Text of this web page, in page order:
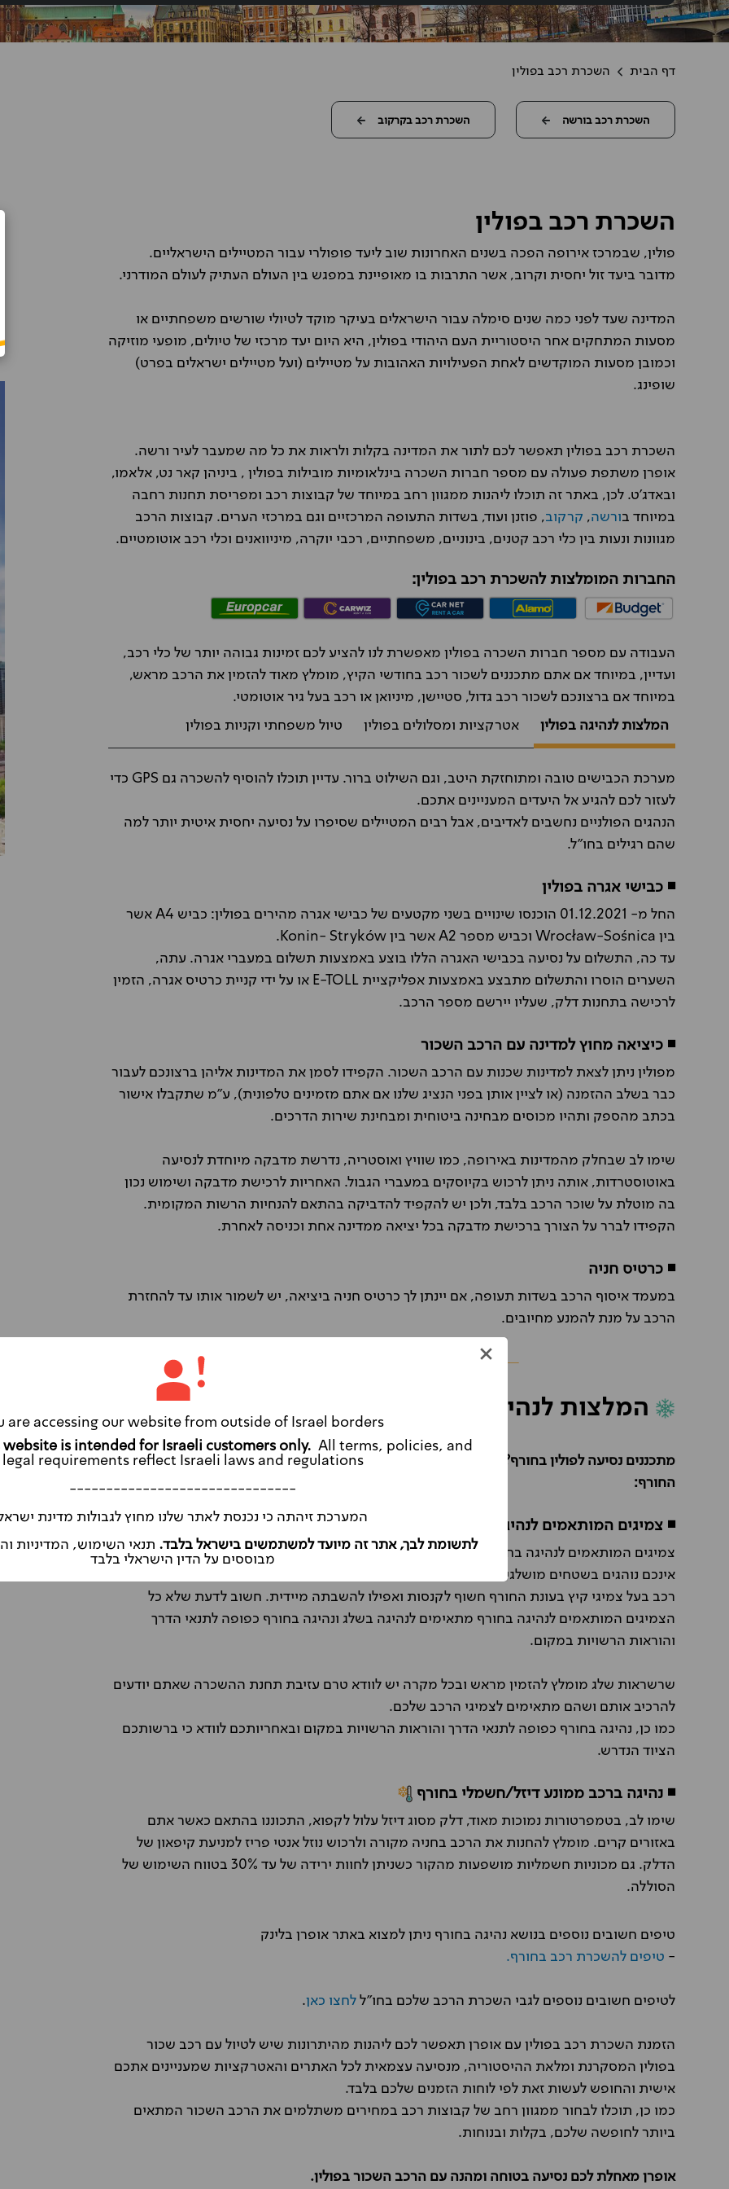
דף הבית השכרת רכב בפולין
השכרת רכב בורשה השכרת רכב בקרקוב
השכרת רכב בפולין
פולין, שבמרכז אירופה הפכה בשנים האחרונות שוב ליעד פופולרי עבור המטיילים הישראליים.
מדובר ביעד זול יחסית וקרוב, אשר התרבות בו מאופיינת במפגש בין העולם העתיק לעולם המודרני.
המדינה שעד לפני כמה שנים סימלה עבור הישראלים בעיקר מוקד לטיולי שורשים משפחתיים או
מסעות המתחקים אחר היסטוריית העם היהודי בפולין, היא היום יעד מרכזי של טיולים, מופעי מוזיקה
וכמובן מסעות המוקדשים לאחת הפעילויות האהובות על מטיילים (ועל מטיילים ישראלים בפרט)
שופינג.
השכרת רכב בפולין תאפשר לכם לתור את המדינה בקלות ולראות את כל מה שמעבר לעיר ורשה.
אופרן משתפת פעולה עם מספר חברות השכרה בינלאומיות מובילות בפולין , ביניהן קאר נט, אלאמו,
ובאדג'ט. לכן, באתר זה תוכלו ליהנות ממגוון רחב במיוחד של קבוצות רכב ומפריסת תחנות רחבה
במיוחד בורשה, קרקוב, פוזנן ועוד, בשדות התעופה המרכזיים וגם במרכזי הערים. קבוצות הרכב
מגוונות ונעות בין כלי רכב קטנים, בינוניים, משפחתיים, רכבי יוקרה, מיניוואנים וכלי רכב אוטומטיים.
החברות המומלצות להשכרת רכב בפולין:
העבודה עם מספר חברות השכרה בפולין מאפשרת לנו להציע לכם זמינות גבוהה יותר של כלי רכב,
ועדיין, במיוחד אם אתם מתכננים לשכור רכב בחודשי הקיץ, מומלץ מאוד להזמין את הרכב מראש,
במיוחד אם ברצונכם לשכור רכב גדול, סטיישן, מיניואן או רכב בעל גיר אוטומטי.
המלצות לנהיגה בפולין
אטרקציות ומסלולים בפולין טיול משפחתי וקניות בפולין
מערכת הכבישים טובה ומתוחזקת היטב, וגם השילוט ברור. עדיין תוכלו להוסיף להשכרה גם GPS כדי
לעזור לכם להגיע אל היעדים המעניינים אתכם.
הנהגים הפולניים נחשבים לאדיבים, אבל רבים המטיילים שסיפרו על נסיעה יחסית איטית יותר למה
שהם רגילים בחו"ל.
◾ כבישי אגרה בפולין
החל מ- 01.12.2021 הוכנסו שינויים בשני מקטעים של כבישי אגרה מהירים בפולין: כביש A4 אשר
בין Wrocław-Sośnica וכביש מספר A2 אשר בין Konin- Stryków.
עד כה, התשלום על נסיעה בכבישי האגרה הללו בוצע באמצעות תשלום במעברי אגרה. עתה,
השערים הוסרו והתשלום מתבצע באמצעות אפליקציית E-TOLL או על ידי קניית כרטיס אגרה, הזמין
לרכישה בתחנות דלק, שעליו יירשם מספר הרכב.
◾ כיציאה מחוץ למדינה עם הרכב השכור
מפולין ניתן לצאת למדינות שכנות עם הרכב השכור. הקפידו לסמן את המדינות אליהן ברצונכם לעבור
כבר בשלב ההזמנה (או לציין אותן בפני הנציג שלנו אם אתם מזמינים טלפונית), ע"מ שתקבלו אישור
בכתב מהספק ותהיו מכוסים מבחינה ביטוחית ומבחינת שירות הדרכים.
שימו לב שבחלק מהמדינות באירופה, כמו שוויץ ואוסטריה, נדרשת מדבקה מיוחדת לנסיעה
באוטוסטרדות, אותה ניתן לרכוש בקיוסקים במעברי הגבול. האחריות לרכישת מדבקה ושימוש נכון
בה מוטלת על שוכר הרכב בלבד, ולכן יש להקפיד להדביקה בהתאם להנחיות הרשות המקומית.
הקפידו לברר על הצורך ברכישת מדבקה בכל יציאה ממדינה אחת וכניסה לאחרת.
◾ כרטיס חניה
במעמד איסוף הרכב בשדות תעופה, אם יינתן לך כרטיס חניה ביציאה, יש לשמור אותו עד להחזרת
הרכב על מנת להמנע מחיובים.
המלצות לנהיגה בפולין בחורף
מתכננים נסיעה לפולין בחורף? אספנו לכם מספר טיפים חשובים לנהיגה ברכב שכור בפולין בחודשי
החורף:
◾ צמיגים המותאמים לנהיגה בחורף
צמיגים המותאמים לנהיגה בחורף הם בגדר חובה בחודשי החורף (בין התאריכים 15.11-31.3) גם אם
אינכם נוהגים בשטחים מושלגים או הרריים, ולכן מומלץ לוודא את הנושא מראש ובתחנת ההשכרה.
רכב בעל צמיגי קיץ בעונת החורף חשוף לקנסות ואפילו להשבתה מיידית. חשוב לדעת שלא כל
הצמיגים המותאמים לנהיגה בחורף מתאימים לנהיגה בשלג ונהיגה בחורף כפופה לתנאי הדרך
והוראות הרשויות במקום.
שרשראות שלג מומלץ להזמין מראש ובכל מקרה יש לוודא טרם עזיבת תחנת ההשכרה שאתם יודעים
להרכיב אותם ושהם מתאימים לצמיגי הרכב שלכם.
כמו כן, נהיגה בחורף כפופה לתנאי הדרך והוראות הרשויות במקום ובאחריותכם לוודא כי ברשותכם
הציוד הנדרש.
◾ נהיגה ברכב ממונע דיזל/חשמלי בחורף
שימו לב, בטמפרטורות נמוכות מאוד, דלק מסוג דיזל עלול לקפוא, התכוננו בהתאם כאשר אתם
באזורים קרים. מומלץ להחנות את הרכב בחניה מקורה ולרכוש נוזל אנטי פריז למניעת קיפאון של
הדלק. גם מכוניות חשמליות מושפעות מהקור כשניתן לחוות ירידה של עד 30% בטווח השימוש של
הסוללה.
טיפים חשובים נוספים בנושא נהיגה בחורף ניתן למצוא באתר אופרן בלינק
- טיפים להשכרת רכב בחורף.
לטיפים חשובים נוספים לגבי השכרת הרכב שלכם בחו"ל לחצו כאן.
הזמנת השכרת רכב בפולין עם אופרן תאפשר לכם ליהנות מהיתרונות שיש לטיול עם רכב שכור
בפולין המסקרנת ומלאת ההיסטוריה, מנסיעה עצמאית לכל האתרים והאטרקציות שמעניינים אתכם
אישית והחופש לעשות זאת לפי לוחות הזמנים שלכם בלבד.
כמו כן, תוכלו לבחור ממגוון רחב של קבוצות רכב במחירים משתלמים את הרכב השכור המתאים
ביותר לחופשה שלכם, בקלות ובנוחות.
אופרן מאחלת לכם נסיעה בטוחה ומהנה עם הרכב השכור בפולין.
צביקי גולד
מחירים תחרותיים ובעיקר שירות טוב.
Itzik Foremberg
פעם שלישית השנה שאני שוכר רכב
All terms, policies, and
legal requirements reflect Israeli laws and regulations
-------------------------------
המערכת זיהתה כי נכנסת לאתר שלנו מחוץ לגבולות מדינת
are accessing our website from outside of Israel borders
לתשומת לבך, אתר זה מיועד למשתמשים בישראל בלבד. תנאי השימוש, המדיניות
מבוססים על הדין הישראלי בלבד